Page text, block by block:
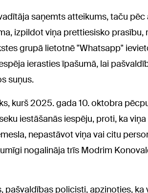
saņemts atteikums, taču
izpildot viņa prettiesisko prasību,
grupā lietotnē "Whatsapp"
ierasties īpašumā, lai
suņus.
kurš 2025. gada 10. oktobra
iestāšanās iespēju, proti, ka
nepastāvot viņa vai citu
nogalināja trīs Modrim
pašvaldības policisti, apzinoties, ka